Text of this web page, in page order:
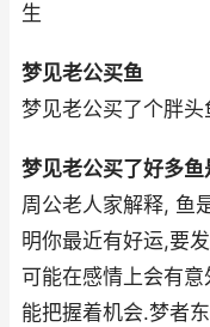
生
梦见老公买鱼
梦见老公买了个胖
梦见老公买了好多鱼
周公老人家解释, 鱼
明你最近有好运,要
可能在感情上会有
能把握着机会.梦者